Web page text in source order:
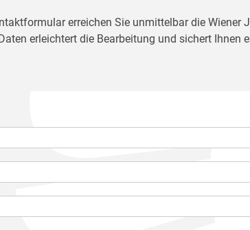
erreichen Sie unmittelbar die Wiener
erleichtert die Bearbeitung und sichert Ihnen